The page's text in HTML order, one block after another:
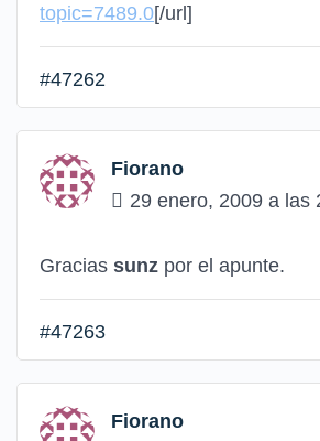
topic=7489.0[/url]
#47262
Fiorano
29 enero, 2009 a las
Gracias sunz por el apunte.
#47263
Fiorano